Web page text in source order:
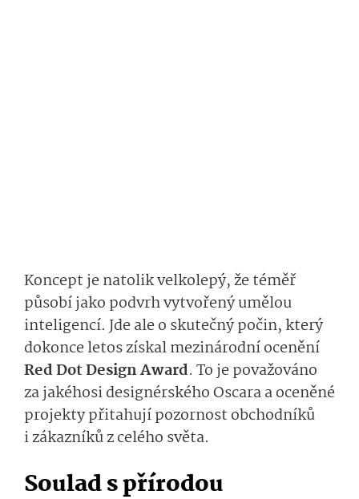
Koncept je natolik velkolepý, že téměř
působí jako podvrh vytvořený umělou
inteligencí. Jde ale o skutečný počin, který
dokonce letos získal mezinárodní ocenění
Red Dot Design Award. To je považováno
za jakéhosi designérského Oscara a oceněné
projekty přitahují pozornost obchodníků
i zákazníků z celého světa.
Soulad s přírodou